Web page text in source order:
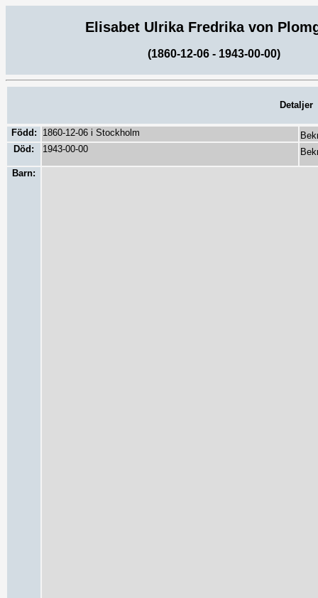
Elisabet Ulrika Fredrika von
(1860-12-06 - 1943-00-00)
Detaljer
Född: 1860-12-06 i Stockholm
Död:
1943-00-00
Barn: